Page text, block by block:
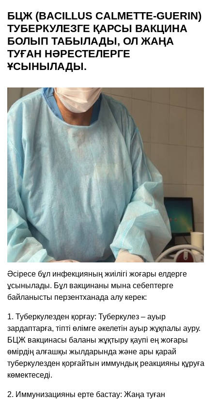
БЦЖ (BACILLUS CALMETTE-GUERIN)
ТУБЕРКУЛЕЗГЕ ҚАРСЫ ВАКЦИНА
БОЛЫП ТАБЫЛАДЫ, ОЛ ЖАҢА
ТУҒАН НӘРЕСТЕЛЕРГЕ
ҰСЫНЫЛАДЫ.
Әсіресе бұл инфекцияның жиілігі жоғары елдерге
ұсынылады. Бұл вакцинаны мына себептерге
байланысты перзентханада алу керек:
1. Туберкулезден қорғау: Туберкулез – ауыр
зардаптарға, тіпті өлімге әкелетін ауыр жұқпалы ауру.
БЦЖ вакцинасы баланы жұқтыру қаупі ең жоғары
өмірдің алғашқы жылдарында және ары қарай
туберкулезден қорғайтын иммундық реакцияны құруға
көмектеседі.
2. Иммунизацияны ерте бастау: Жаңа туған